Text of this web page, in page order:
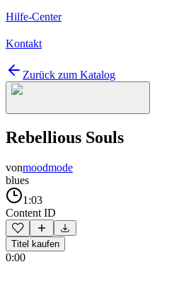
Hilfe-Center
Kontakt
Zurück zum Katalog
Rebellious Souls
vonmoodmode
blues
1:03
Content ID
Titel kaufen
0:00